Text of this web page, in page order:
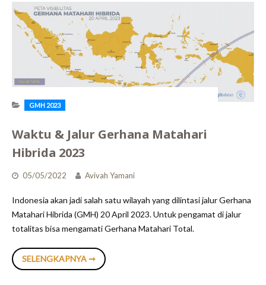
GMH 2023
Waktu & Jalur Gerhana Matahari
Hibrida 2023
05/05/2022 Avivah Yamani
Indonesia akan jadi salah satu wilayah yang dilintasi jalur Gerhana
Matahari Hibrida (GMH) 20 April 2023. Untuk pengamat di jalur
totalitas bisa mengamati Gerhana Matahari Total.
SELENGKAPNYA ➞WAKTU
&